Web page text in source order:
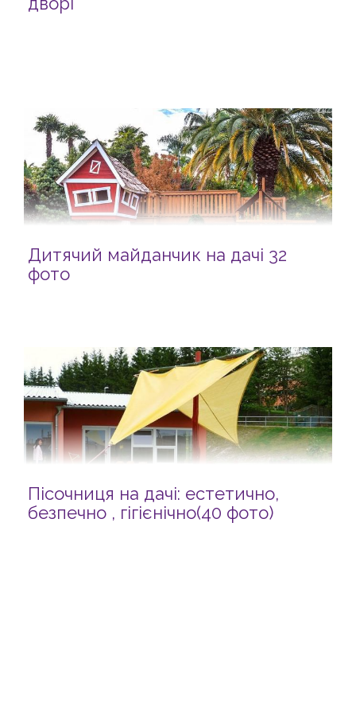
Дитячий майданчик на дачі 32
фото
Пісочниця на дачі: естетично,
безпечно , гігієнічно(40 фото)